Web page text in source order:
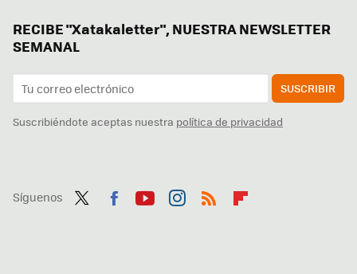
RECIBE "Xatakaletter", NUESTRA NEWSLETTER
SEMANAL
SUSCRIBIR
Suscribiéndote aceptas nuestra política de privacidad
Síguenos